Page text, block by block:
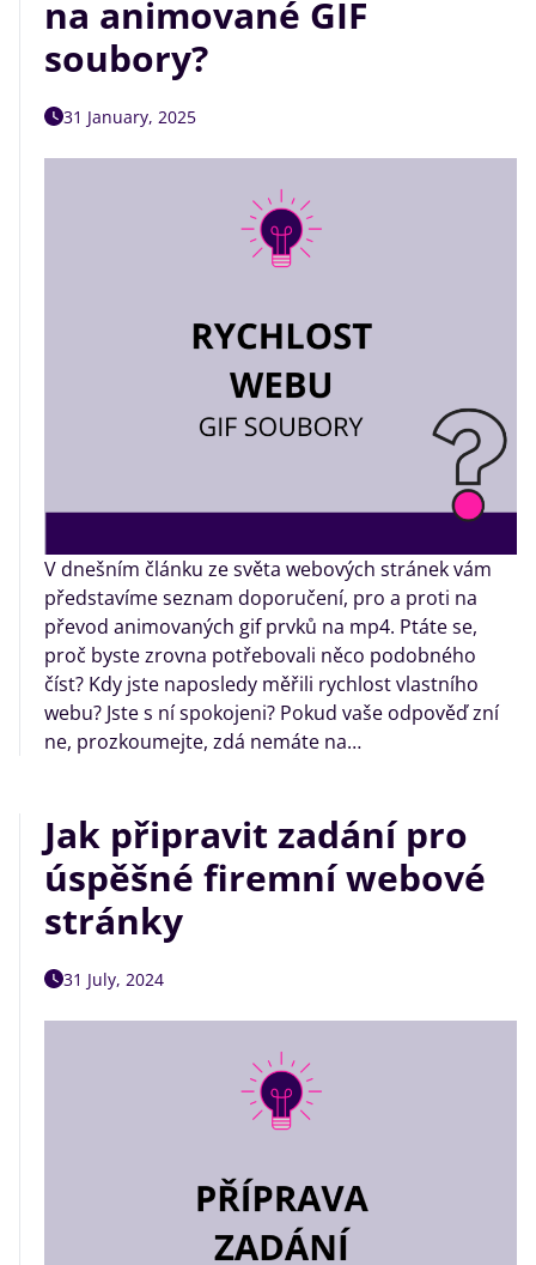
na animované GIF
soubory?
31 January, 2025
V dnešním článku ze světa webových stránek vám
představíme seznam doporučení, pro a proti na
převod animovaných gif prvků na mp4. Ptáte se,
proč byste zrovna potřebovali něco podobného
číst? Kdy jste naposledy měřili rychlost vlastního
webu? Jste s ní spokojeni? Pokud vaše odpověď zní
ne, prozkoumejte, zdá nemáte na…
Jak připravit zadání pro
úspěšné firemní webové
stránky
31 July, 2024